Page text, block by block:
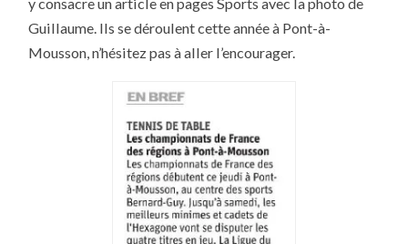
Guillaume. Ils se déroulent cette année à Pont-à-
Mousson, n’hésitez pas à aller l’encourager.